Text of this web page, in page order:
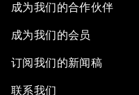
成为我们的合作伙伴
成为我们的会员
订阅我们的新闻稿
联系我们